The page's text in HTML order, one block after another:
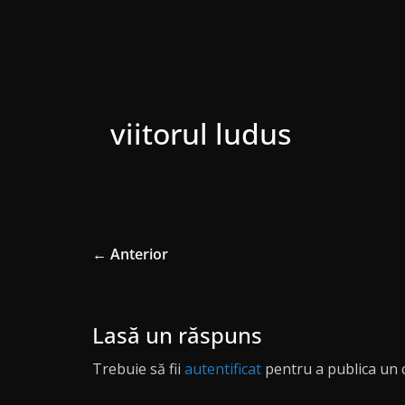
viitorul ludus
← Anterior
Lasă un răspuns
Trebuie să fii autentificat pentru a publica un